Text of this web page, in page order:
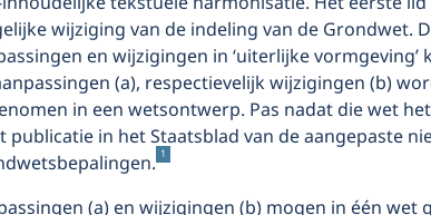
wijziging van de indeling van de Grondwet.
en wijzigingen in ‘uiterlijke
(a), respectievelijk wijzigingen (b)
in een wetsontwerp. Pas nadat die wet het
publicatie in het Staatsblad van de aangepaste
1
(a) en wijzigingen (b) mogen in één